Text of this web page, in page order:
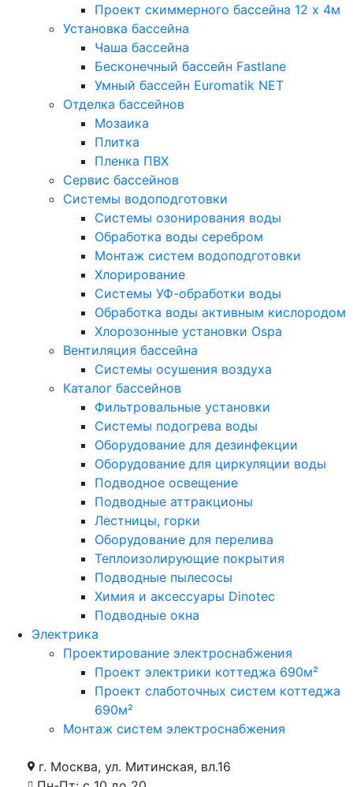
Проект скиммерного бассейна 12 х 4м
Установка бассейна
Чаша бассейна
Бесконечный бассейн Fastlane
Умный бассейн Euromatik NET
Отделка бассейнов
Мозаика
Плитка
Пленка ПВХ
Сервис бассейнов
Системы водоподготовки
Системы озонирования воды
Обработка воды серебром
Монтаж систем водоподготовки
Хлорирование
Системы УФ-обработки воды
Обработка воды активным кислородом
Хлорозонные установки Ospa
Вентиляция бассейна
Системы осушения воздуха
Каталог бассейнов
Фильтровальные установки
Системы подогрева воды
Оборудование для дезинфекции
Оборудование для циркуляции воды
Подводное освещение
Подводные аттракционы
Лестницы, горки
Оборудование для перелива
Теплоизолирующие покрытия
Подводные пылесосы
Химия и аксессуары Dinotec
Подводные окна
Электрика
Проектирование электроснабжения
Проект электрики коттеджа 690м²
Проект слаботочных систем коттеджа
690м²
Монтаж систем электроснабжения
г. Москва, ул. Митинская, вл.16